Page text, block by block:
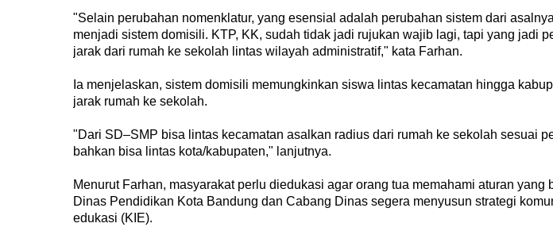
"Selain perubahan nomenklatur, yang esensial adalah perubahan sistem dari
menjadi sistem domisili. KTP, KK, sudah tidak jadi rujukan wajib lagi, tapi yang jadi
jarak dari rumah ke sekolah lintas wilayah administratif," kata Farhan.
Ia menjelaskan, sistem domisili memungkinkan siswa lintas kecamatan hingga
jarak rumah ke sekolah.
"Dari SD–SMP bisa lintas kecamatan asalkan radius dari rumah ke sekolah sesuai
bahkan bisa lintas kota/kabupaten," lanjutnya.
Menurut Farhan, masyarakat perlu diedukasi agar orang tua memahami aturan yang
Dinas Pendidikan Kota Bandung dan Cabang Dinas segera menyusun strategi
edukasi (KIE).